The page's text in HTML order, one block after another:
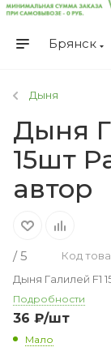
Брянск
Дыня
Дыня
15шт
автор
/ 5
Код
Дыня Галилей F1
Подробности
36 ₽/шт
Мало